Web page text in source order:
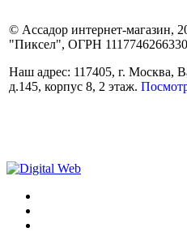
© Ассадор интернет-магазин,
"Пиксел", ОГРН 1117746266330
Наш адрес: 117405, г. Москва,
д.145, корпус 8, 2 этаж.